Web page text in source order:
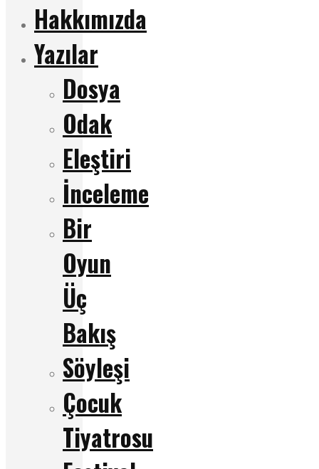
Hakkımızda
Yazılar
Dosya
Odak
Eleştiri
İnceleme
Bir
Oyun
Üç
Bakış
Söyleşi
Çocuk
Tiyatrosu